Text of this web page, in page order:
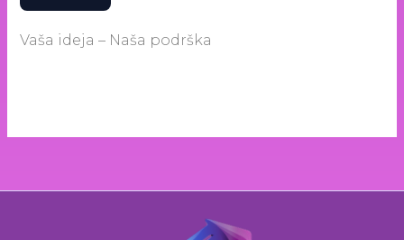
Vaša ideja – Naša podrška